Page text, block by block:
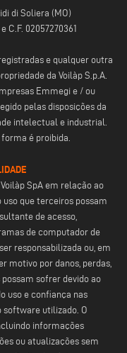
di Soliera (MO)
C.F. 02057270361
e qualquer outra
da Voilàp S.p.A.
Emmegi e / ou
pelas disposições da
intelectual e industrial.
é proibida.
SpA em relação ao
que terceiros possam
de acesso,
de computador de
responsabilizada ou, em
motivo por danos, perdas,
sofrer devido ao
uso e confiança nas
software utilizado. O
informações
ou atualizações sem